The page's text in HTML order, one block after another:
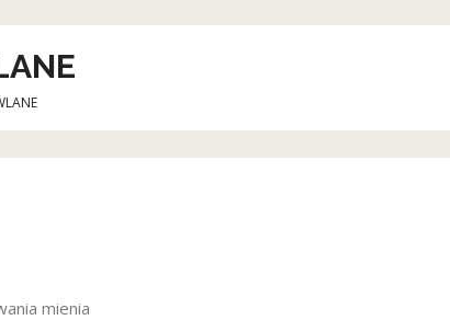
mienia